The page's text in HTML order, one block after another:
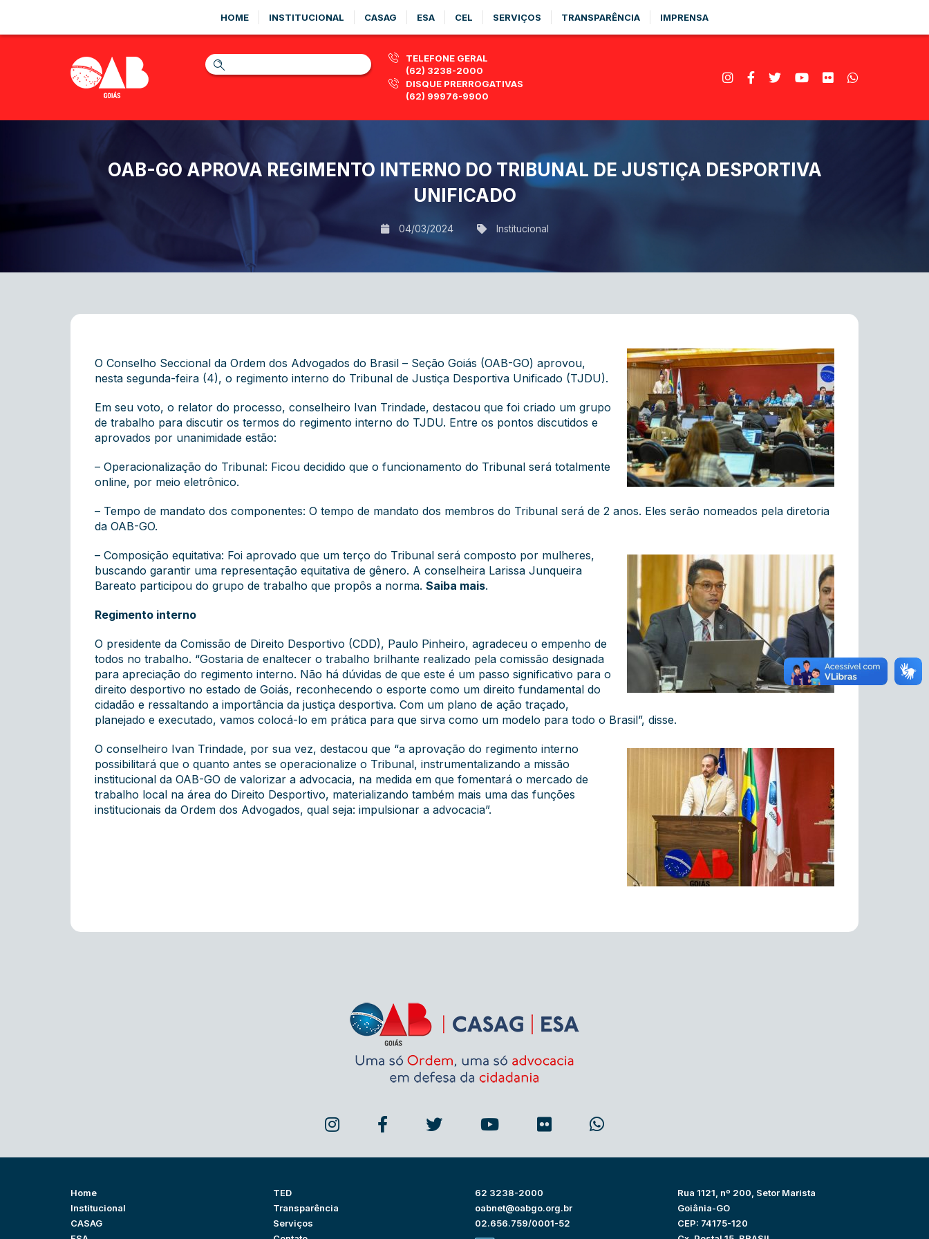
HOME INSTITUCIONAL CASAG ESA CEL SERVIÇOS TRANSPARÊNCIA IMPRENSA
TELEFONE GERAL
(62) 3238-2000
DISQUE PRERROGATIVAS
(62) 99976-9900
OAB-GO APROVA REGIMENTO INTERNO DO TRIBUNAL DE JUSTIÇA DESPORTIVA
UNIFICADO
04/03/2024 Institucional
O Conselho Seccional da Ordem dos Advogados do Brasil – Seção Goiás (OAB-GO) aprovou,
nesta segunda-feira (4), o regimento interno do Tribunal de Justiça Desportiva Unificado (TJDU).
Em seu voto, o relator do processo, conselheiro Ivan Trindade, destacou que foi criado um grupo
de trabalho para discutir os termos do regimento interno do TJDU. Entre os pontos discutidos e
aprovados por unanimidade estão:
– Operacionalização do Tribunal: Ficou decidido que o funcionamento do Tribunal será totalmente
online, por meio eletrônico.
– Tempo de mandato dos componentes: O tempo de mandato dos membros do Tribunal será de 2 anos. Eles serão nomeados pela diretoria
da OAB-GO.
– Composição equitativa: Foi aprovado que um terço do Tribunal será composto por mulheres,
buscando garantir uma representação equitativa de gênero. A conselheira Larissa Junqueira
Bareato participou do grupo de trabalho que propôs a norma. Saiba mais.
Regimento interno
O presidente da Comissão de Direito Desportivo (CDD), Paulo Pinheiro, agradeceu o empenho de
todos no trabalho. “Gostaria de enaltecer o trabalho brilhante realizado pela comissão designada
para apreciação do regimento interno. Não há dúvidas de que este é um passo significativo para o
direito desportivo no estado de Goiás, reconhecendo o esporte como um direito fundamental do
cidadão e ressaltando a importância da justiça desportiva. Com um plano de ação traçado,
planejado e executado, vamos colocá-lo em prática para que sirva como um modelo para todo o Brasil”, disse.
O conselheiro Ivan Trindade, por sua vez, destacou que “a aprovação do regimento interno
possibilitará que o quanto antes se operacionalize o Tribunal, instrumentalizando a missão
institucional da OAB-GO de valorizar a advocacia, na medida em que fomentará o mercado de
trabalho local na área do Direito Desportivo, materializando também mais uma das funções
institucionais da Ordem dos Advogados, qual seja: impulsionar a advocacia”.
Home
Institucional
CASAG
TED
Transparência
Serviços
62 3238-2000
oabnet@oabgo.org.br
02.656.759/0001-52
Rua 1121, nº 200, Setor Marista
Goiânia-GO
CEP: 74175-120